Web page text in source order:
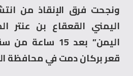
ونجحت فرق الإنقاذ من
اليمني القعقاع بن عنتر
اليمن” بعد 15
قعر بركان دمت في محافظة